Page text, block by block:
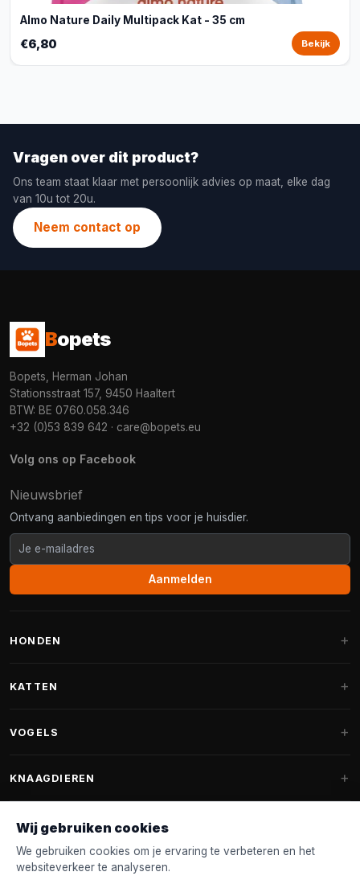
Almo Nature Daily Multipack Kat - 35 cm
€6,80 Bekijk
Vragen over dit product?
Ons team staat klaar met persoonlijk advies op maat, elke dag
van 10u tot 20u.
Neem contact op
Bopets
Bopets, Herman Johan
Stationsstraat 157, 9450 Haaltert
BTW: BE 0760.058.346
+32 (0)53 839 642 · care@bopets.eu
Volg ons op Facebook
Nieuwsbrief
Ontvang aanbiedingen en tips voor je huisdier.
Aanmelden
HONDEN
Fantail hondenmanden
Hondenspeelgoed
Halsband & Lijn
KATTEN
Krabpalen voor Maine Coon
Kattenmanden
VOGELS
Vogelvoer binnenvogels
Voederhuisjes
Nestkastjes & Nesting
KNAAGDIEREN
Knaagdierenvoer
Wij gebruiken cookies
We gebruiken cookies om je ervaring te verbeteren en het
websiteverkeer te analyseren.